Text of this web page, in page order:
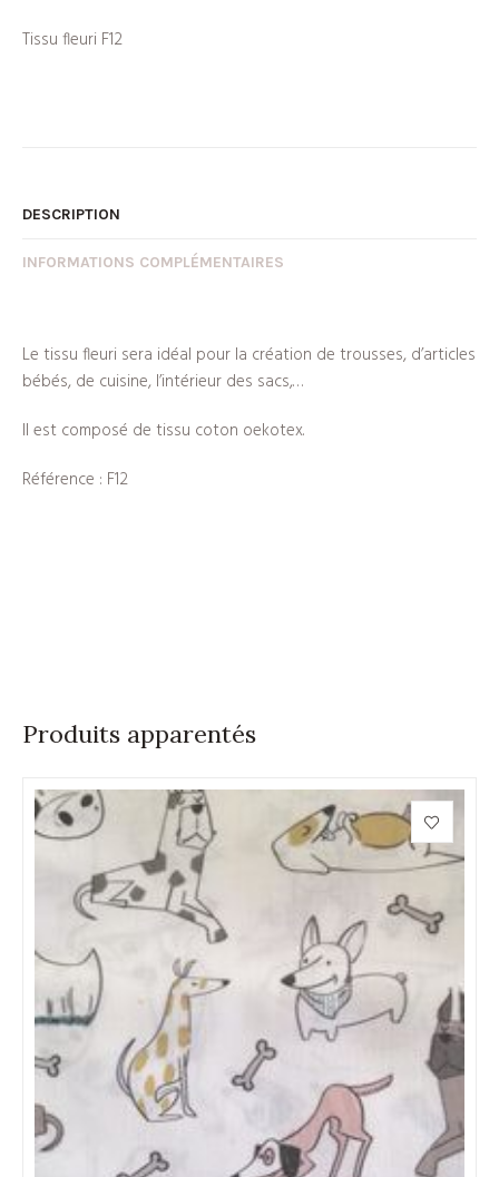
Tissu fleuri F12
DESCRIPTION
INFORMATIONS COMPLÉMENTAIRES
Le tissu fleuri sera idéal pour la création de trousses, d’articles
bébés, de cuisine, l’intérieur des sacs,…
Il est composé de tissu coton oekotex.
Référence : F12
Produits apparentés